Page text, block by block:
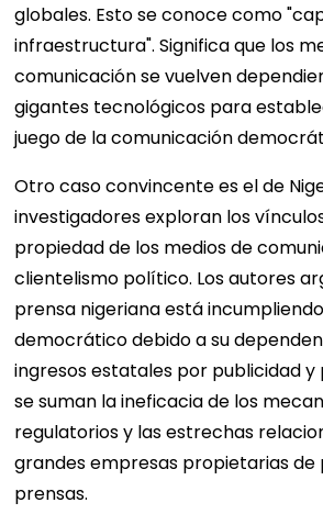
globales. Esto se conoce como
infraestructura". Significa que los
comunicación se vuelven
gigantes tecnológicos para
juego de la comunicación
Otro caso convincente es el de
investigadores exploran los
propiedad de los medios de
clientelismo político. Los autores
prensa nigeriana está
democrático debido a su
ingresos estatales por publicidad y
se suman la ineficacia de los
regulatorios y las estrechas
grandes empresas propietarias de
prensas.